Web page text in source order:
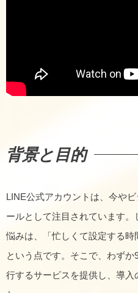
背景と目的
LINE公式アカウントは、今や
ールとして注目されています
悩みは、「忙しくて設定する時
という点です。そこで、わず
行するサービスを提供し、導